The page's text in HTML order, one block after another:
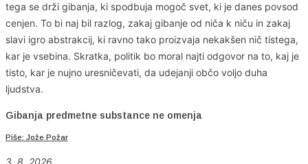
tega se drži gibanja, ki spodbuja mogoč svet, ki je danes povsod
cenjen. To bi naj bil razlog, zakaj gibanje od niča k niču in zakaj
slavi igro abstrakcij, ki ravno tako proizvaja nekakšen nič tistega,
kar je vsebina. Skratka, politik bo moral najti odgovor na to, kaj je
tisto, kar je nujno uresničevati, da udejanji občo voljo duha
ljudstva.
Gibanja predmetne substance ne omenja
Piše: Jože Požar